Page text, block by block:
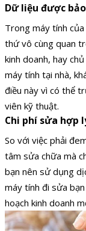
Dữ liệu được
Trong máy tính
thứ vô cùng quan
kinh doanh, hay
máy tính tại nhà,
điều này vì có thể
viên kỹ thuật.
Chi phí sửa hợp
So với việc phải
tâm sửa chữa mà
bạn nên sử dụng
máy tính đi sửa
hoạch kinh doanh